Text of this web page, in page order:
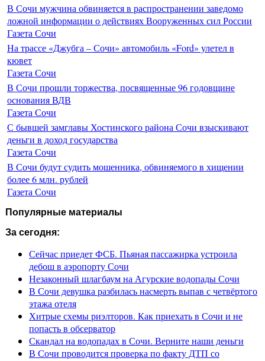
В Сочи мужчина обвиняется в распространении заведомо
ложной информации о действиях Вооруженных сил России
Газета Сочи
На трассе «Джубга – Сочи» автомобиль «Ford» улетел в
кювет
Газета Сочи
В Сочи прошли торжества, посвященные 96 годовщине
основания ВДВ
Газета Сочи
С бывшей замглавы Хостинского района Сочи взыскивают
деньги в доход государства
Газета Сочи
В Сочи будут судить мошенника, обвиняемого в хищении
более 6 млн. рублей
Газета Сочи
Популярные материалы
За сегодня:
Сейчас приедет ФСБ. Пьяная пассажирка устроила
дебош в аэропорту Сочи
Незаконный шлагбаум на Агурские водопады Сочи
В Сочи девушка разбилась насмерть выпав с четвёртого
этажа отеля
Хитрые схемы риэлторов. Как приехать в Сочи и не
попасть в обсерватор
Скандал на водопадах в Сочи. Верните наши деньги
В Сочи проводится проверка по факту ДТП со